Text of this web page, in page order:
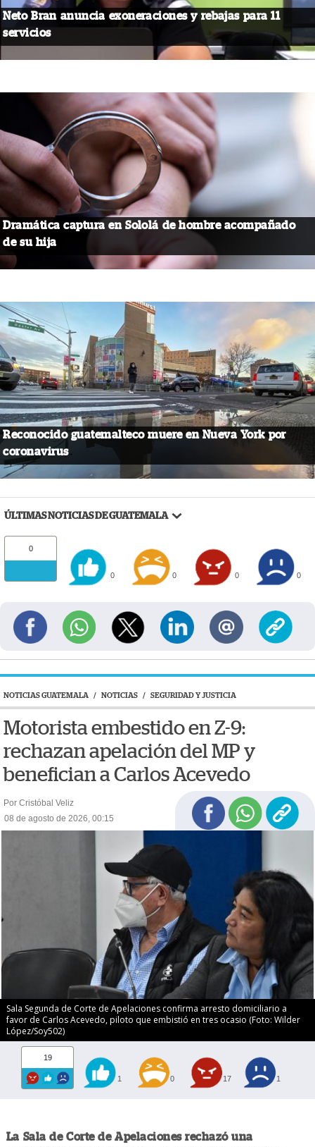
Neto Bran anuncia exoneraciones y rebajas para 11
servicios
Dramática captura en Sololá de hombre acompañado
de su hija
Reconocido guatemalteco muere en Nueva York por
coronavirus
ÚLTIMAS NOTICIAS DE GUATEMALA
0
0 0 0 0
NOTICIAS GUATEMALA / NOTICIAS / SEGURIDAD Y JUSTICIA
Motorista embestido en Z-9:
rechazan apelación del MP y
benefician a Carlos Acevedo
Por Cristóbal Veliz
08 de agosto de 2026, 00:15
Sala Segunda de Corte de Apelaciones confirma arresto domiciliario a
favor de Carlos Acevedo, piloto que embistió en tres ocasio (Foto: Wilder
López/Soy502)
19
1 0 17 1
La Sala de Corte de Apelaciones rechazó una